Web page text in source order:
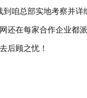
咱总部实地考察并详
还在每家合作企业都
后顾之忧！